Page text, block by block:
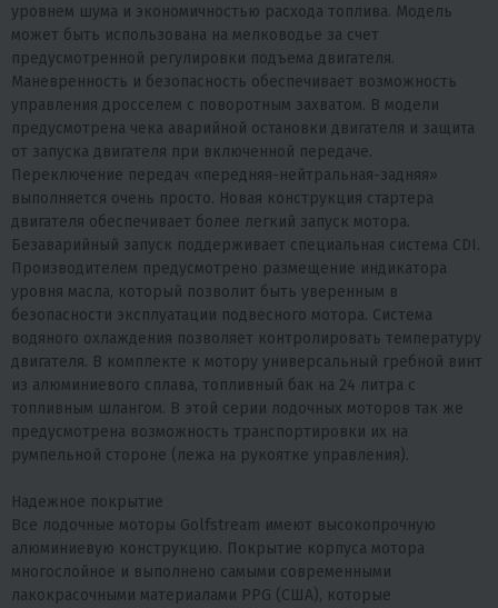
уровнем шума и экономичностью расхода топлива. Модель
может быть использована на мелководье за счет
предусмотренной регулировки подъема двигателя.
Маневренность и безопасность обеспечивает возможность
управления дросселем с поворотным захватом. В модели
предусмотрена чека аварийной остановки двигателя и защита
от запуска двигателя при включенной передаче.
Переключение передач «передняя-нейтральная-задняя»
выполняется очень просто. Новая конструкция стартера
двигателя обеспечивает более легкий запуск мотора.
Безаварийный запуск поддерживает специальная система CDI.
Производителем предусмотрено размещение индикатора
уровня масла, который позволит быть уверенным в
безопасности эксплуатации подвесного мотора. Система
водяного охлаждения позволяет контролировать температуру
двигателя. В комплекте к мотору универсальный гребной винт
из алюминиевого сплава, топливный бак на 24 литра с
топливным шлангом. В этой серии лодочных моторов так же
предусмотрена возможность транспортировки их на
румпельной стороне (лежа на рукоятке управления).
Надежное покрытие
Все лодочные моторы Golfstream имеют высокопрочную
алюминиевую конструкцию. Покрытие корпуса мотора
многослойное и выполнено самыми современными
лакокрасочными материалами PPG (США), которые